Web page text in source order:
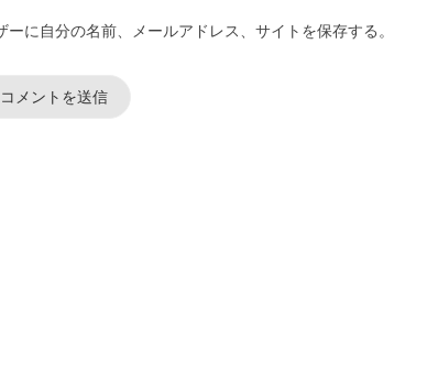
に自分の名前、メールアドレス、サイトを保存する。